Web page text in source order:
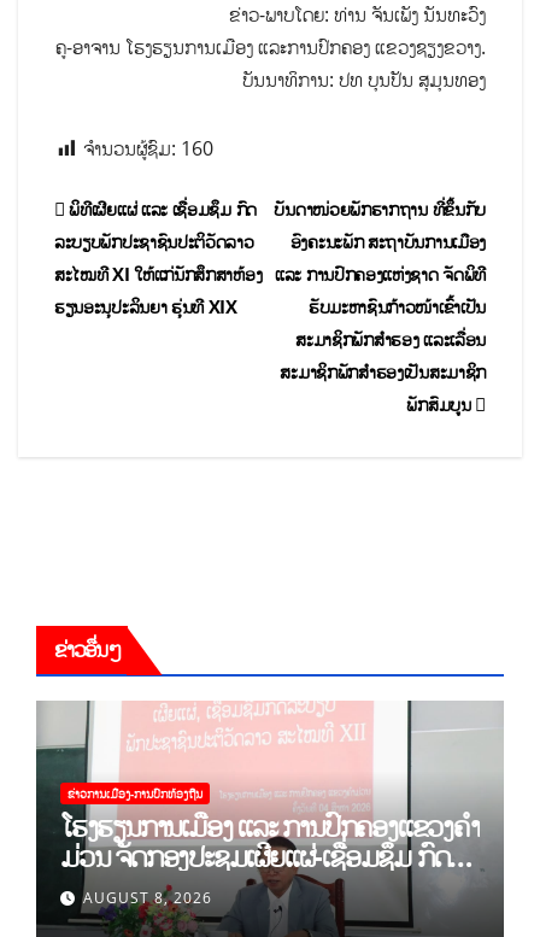
ຂ່າວ-ພາບໂດຍ: ທ່ານ ຈັນເພັງ ນັນທະວົງ
ຄູ-ອາຈານ ໂຮງຮຽນການເມືອງ ແລະການປົກຄອງ ແຂວງຊຽງຂວາງ.
ບັນນາທິການ: ປທ ບຸນປັນ ສຸມຸນທອງ
ຈຳນວນຜູ້ຊົມ: 160
ບັນດາໜ່ວຍພັກຮາກຖານ ທີ່ຂຶ້ນກັບ
ອົງຄະນະພັກ ສະຖາບັນການເມືອງ
ແລະ ການປົກຄອງແຫ່ງຊາດ ຈັດພິທີ
ຮັບມະຫາຊົນກ້າວໜ້າເຂົ້າເປັນ
ສະມາຊິກພັກສຳຮອງ ແລະເລື່ອນ
ສະມາຊິກພັກສຳຮອງເປັນສະມາຊິກ
ພັກສົມບູນ
ພິທີເຜີຍແຜ່ ແລະ ເຊື່ອມຊຶມ ກົດ
ລະບຽບພັກປະຊາຊົນປະຕິວັດລາວ
ສະໄໝທີ XI ໃຫ້ແກ່ນັກສຶກສາຫ້ອງ
ຮຽນອະນຸປະລິນຍາ ຮຸ່ນທີ XIX
ຂ່າວອື່ນໆ
ຂ່າວການເມືອງ-ການປົກທ້ອງຖີນ
ໂຮງຮຽນການເມືອງ ແລະ ການປົກຄອງແຂວງຄຳ
ມ່ວນ ຈັດກອງປະຊຸມເຜີຍແຜ່-ເຊື່ອມຊຶມ ກົດ
ລະບຽບ ຂອງພັກປະຊາຊົນປະຕິວັດລາວ ສະໄໝ
ທີ XII.
AUGUST 8, 2026